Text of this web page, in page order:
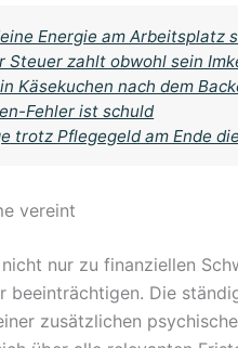
Energie am Arbeitsplatz
Steuer zahlt obwohl sein
Käsekuchen nach dem
Fehler ist schuld
trotz Pflegegeld am Ende
vereint
nur zu finanziellen
beeinträchtigen. Die
zusätzlichen